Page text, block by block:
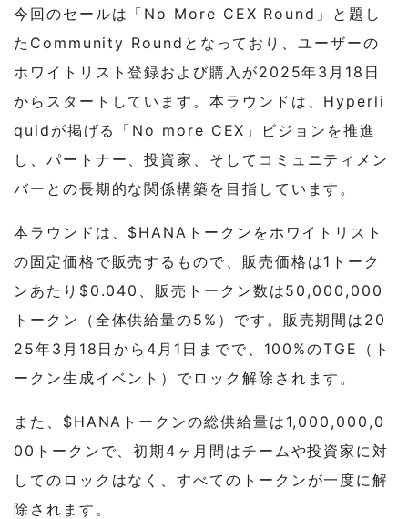
今回のセールは「No More CEX Round」と題し
たCommunity Roundとなっており、ユーザーの
ホワイトリスト登録および購入が2025年3月18日
からスタートしています。本ラウンドは、Hyperli
quidが掲げる「No more CEX」ビジョンを推進
し、パートナー、投資家、そしてコミュニティメン
バーとの長期的な関係構築を目指しています。
本ラウンドは、$HANAトークンをホワイトリスト
の固定価格で販売するもので、販売価格は1トーク
ンあたり$0.040、販売トークン数は50,000,000
トークン（全体供給量の5%）です。販売期間は20
25年3月18日から4月1日までで、100%のTGE（ト
ークン生成イベント）でロック解除されます。
また、$HANAトークンの総供給量は1,000,000,0
00トークンで、初期4ヶ月間はチームや投資家に対
してのロックはなく、すべてのトークンが一度に解
除されます。